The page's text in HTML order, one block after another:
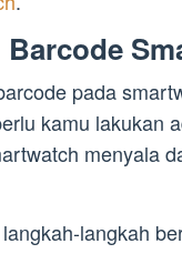
Barcode
pada
kamu lakukan
menyala
langkah